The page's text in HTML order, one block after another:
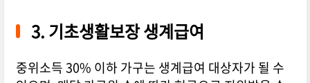
3. 기초생활보장 생계급여
중위소득 30% 이하 가구는 생계급여 대상자가 될 수